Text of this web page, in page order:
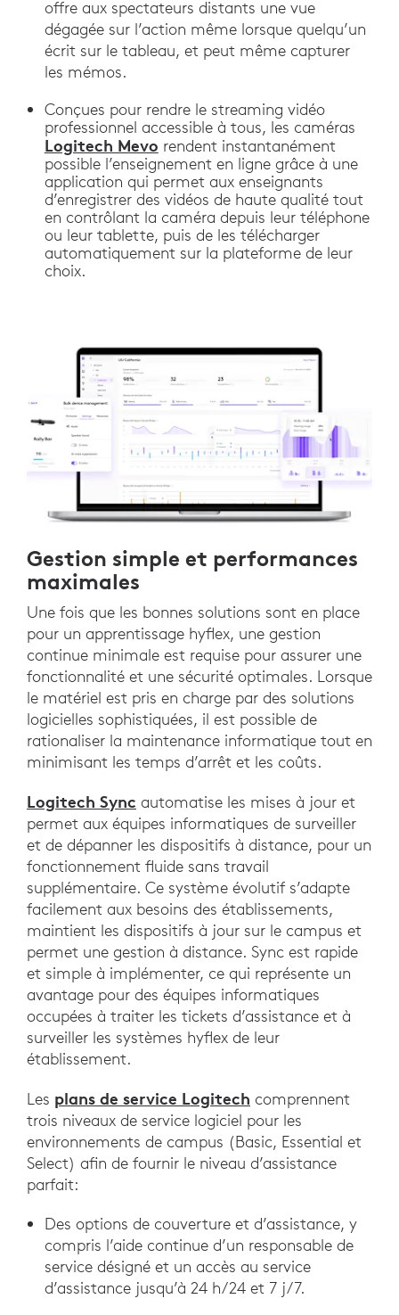
offre aux spectateurs distants une vue
dégagée sur l’action même lorsque quelqu’un
écrit sur le tableau, et peut même capturer
les mémos.
Conçues pour rendre le streaming vidéo
professionnel accessible à tous, les caméras
Logitech Mevo rendent instantanément
possible l’enseignement en ligne grâce à une
application qui permet aux enseignants
d’enregistrer des vidéos de haute qualité tout
en contrôlant la caméra depuis leur téléphone
ou leur tablette, puis de les télécharger
automatiquement sur la plateforme de leur
choix.
Gestion simple et performances
maximales
Une fois que les bonnes solutions sont en place
pour un apprentissage hyflex, une gestion
continue minimale est requise pour assurer une
fonctionnalité et une sécurité optimales. Lorsque
le matériel est pris en charge par des solutions
logicielles sophistiquées, il est possible de
rationaliser la maintenance informatique tout en
minimisant les temps d’arrêt et les coûts.
Logitech Sync automatise les mises à jour et
permet aux équipes informatiques de surveiller
et de dépanner les dispositifs à distance, pour un
fonctionnement fluide sans travail
supplémentaire. Ce système évolutif s’adapte
facilement aux besoins des établissements,
maintient les dispositifs à jour sur le campus et
permet une gestion à distance. Sync est rapide
et simple à implémenter, ce qui représente un
avantage pour des équipes informatiques
occupées à traiter les tickets d’assistance et à
surveiller les systèmes hyflex de leur
établissement.
Les plans de service Logitech comprennent
trois niveaux de service logiciel pour les
environnements de campus (Basic, Essential et
Select) afin de fournir le niveau d’assistance
parfait:
Des options de couverture et d’assistance, y
compris l’aide continue d’un responsable de
service désigné et un accès au service
d’assistance jusqu’à 24 h/24 et 7 j/7.